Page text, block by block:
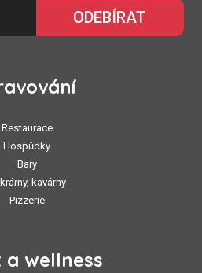
ODEBÍRAT
Restaurace
Hospůdky
Bary
kavárny
Pizzerie
wellness